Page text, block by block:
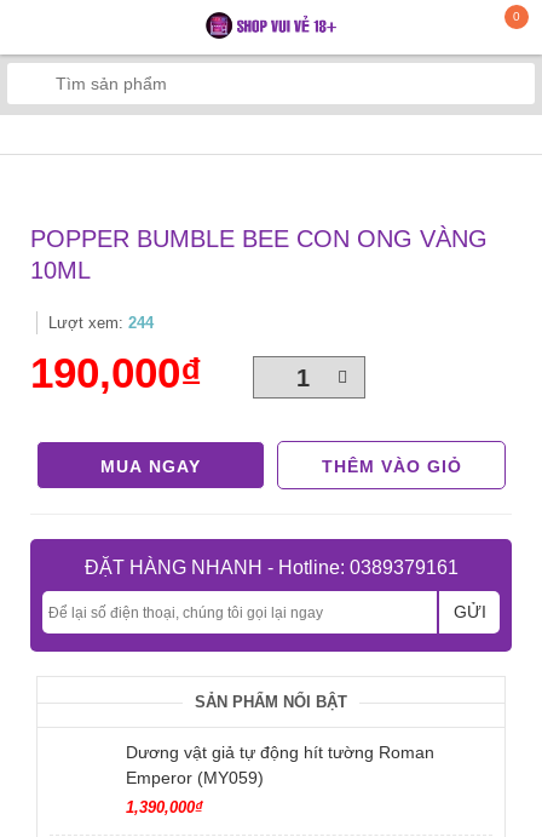
0
POPPER BUMBLE BEE CON ONG VÀNG
10ML
Lượt xem: 244
190,000₫
MUA NGAY THÊM VÀO GIỎ
ĐẶT HÀNG NHANH - Hotline: 0389379161
GỬI
SẢN PHẨM NỔI BẬT
Dương vật giả tự động hít tường Roman
Emperor (MY059)
1,390,000₫